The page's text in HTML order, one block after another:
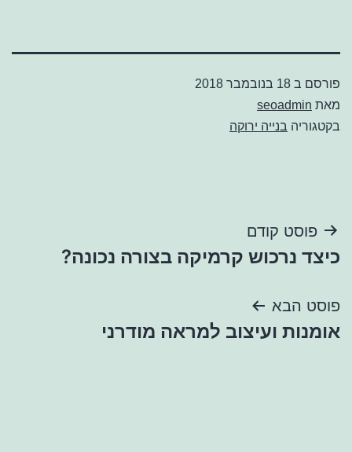
פורסם ב 18 בנובמבר 2018
מאת seoadmin
בקטגוריה בנייה ירוקה
ניווט
פוסט קודם
כיצד נרכוש קרמיקה בצורה נכונה?
פוסט הבא
אומנות ועיצוב למראה מודרני